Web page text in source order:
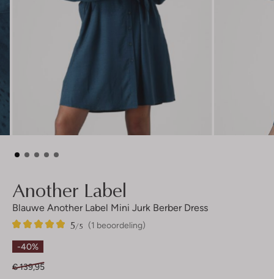
Another Label
Blauwe Another Label Mini Jurk Berber Dress
(1 beoordeling)
5/5
1
5
Sterren
-40%
€ 139,95